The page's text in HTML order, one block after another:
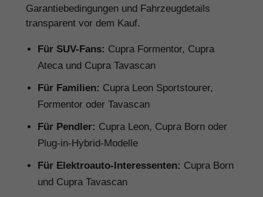
Garantiebedingungen und Fahrzeugdetails
transparent vor dem Kauf.
Für SUV-Fans: Cupra Formentor, Cupra
Ateca und Cupra Tavascan
Für Familien: Cupra Leon Sportstourer,
Formentor oder Tavascan
Für Pendler: Cupra Leon, Cupra Born oder
Plug-in-Hybrid-Modelle
Für Elektroauto-Interessenten: Cupra Born
und Cupra Tavascan